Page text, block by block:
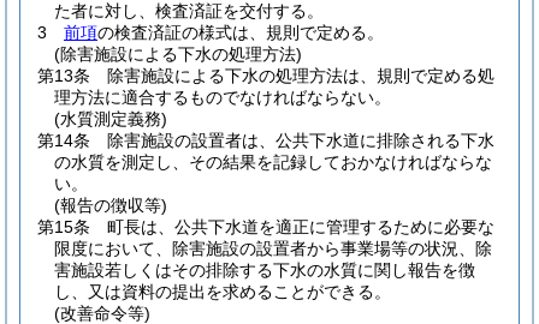
た者に対し、検査済証を交付する。
3
前項の検査済証の様式は、規則で定める。
(除害施設による下水の処理方法)
第13条
除害施設による下水の処理方法は、規則で定める処
理方法に適合するものでなければならない。
(水質測定義務)
第14条
除害施設の設置者は、公共下水道に排除される下水
の水質を測定し、その結果を記録しておかなければならな
い。
(報告の徴収等)
第15条
町長は、公共下水道を適正に管理するために必要な
限度において、除害施設の設置者から事業場等の状況、除
害施設若しくはその排除する下水の水質に関し報告を徴
し、又は資料の提出を求めることができる。
(改善命令等)